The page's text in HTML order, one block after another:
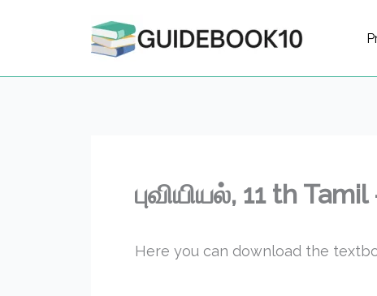
புவியியல், 11 th
Here you can download the